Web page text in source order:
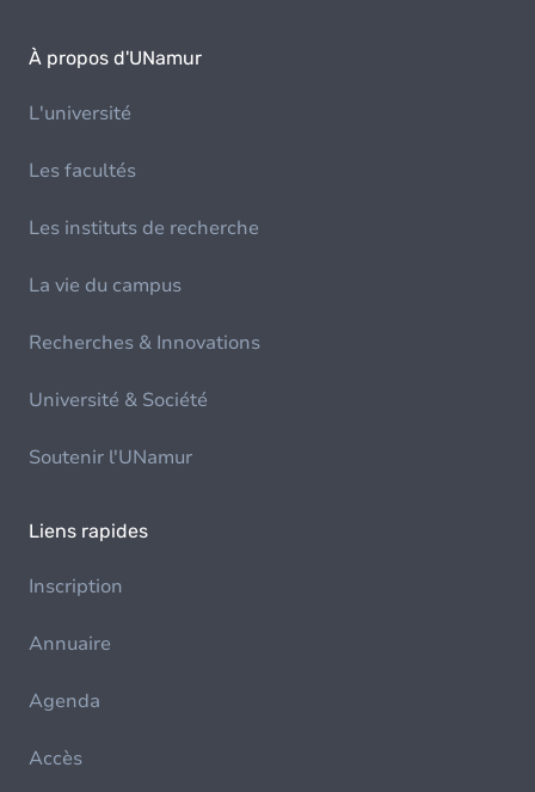
À propos d'UNamur
L'université
Les facultés
Les instituts de recherche
La vie du campus
Recherches & Innovations
Université & Société
Soutenir l'UNamur
Liens rapides
Inscription
Annuaire
Agenda
Accès